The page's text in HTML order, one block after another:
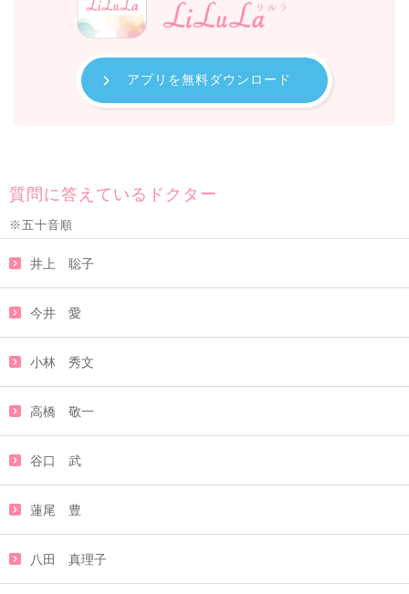
アプリを無料ダウンロード
質問に答えているドクター
※五十音順
井上 聡子
今井 愛
小林 秀文
高橋 敬一
谷口 武
蓮尾 豊
八田 真理子